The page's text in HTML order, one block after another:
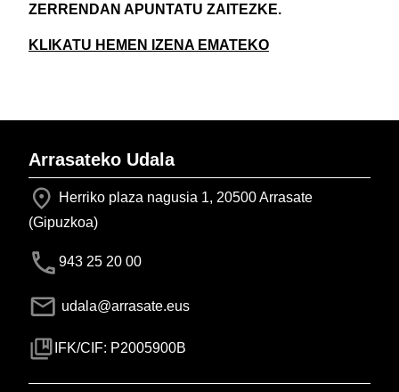
ZERRENDAN APUNTATU ZAITEZKE.
KLIKATU HEMEN IZENA EMATEKO
Arrasateko Udala
Herriko plaza nagusia 1, 20500 Arrasate
(Gipuzkoa)
943 25 20 00
udala@arrasate.eus
IFK/CIF: P2005900B